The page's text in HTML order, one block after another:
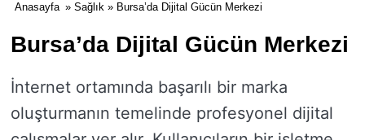
Anasayfa » Sağlık » Bursa’da Dijital Gücün Merkezi
Bursa’da Dijital Gücün Merkezi
İnternet ortamında başarılı bir marka
oluşturmanın temelinde profesyonel dijital